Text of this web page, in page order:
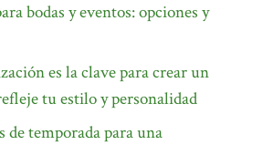
bodas y eventos: opciones y
es la clave para crear un
tu estilo y personalidad
temporada para una